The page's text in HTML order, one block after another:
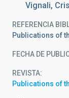
Vignali,
REFERENCIA
Publications of
FECHA DE
REVISTA
Publications of